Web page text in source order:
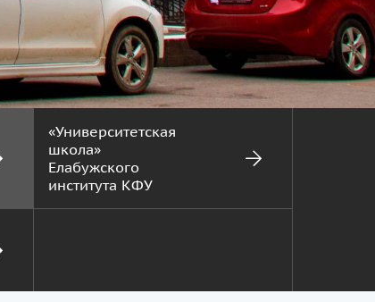
«Университетская
школа»
Елабужского
института КФУ